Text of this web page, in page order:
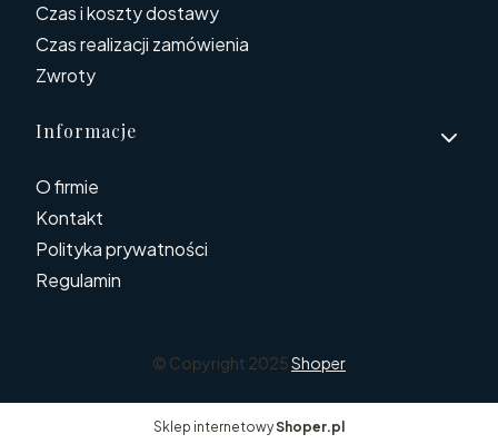
Czas i koszty dostawy
Czas realizacji zamówienia
Zwroty
Informacje
O firmie
Kontakt
Polityka prywatności
Regulamin
© Copyright 2025Shoper
Sklep internetowyShoper.pl